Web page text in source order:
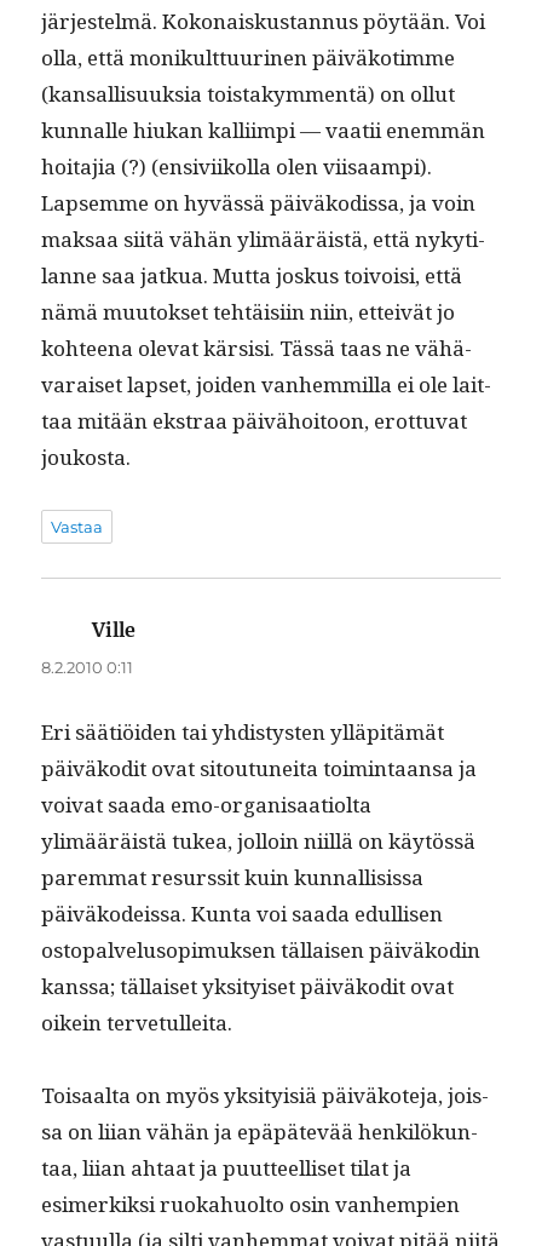
jär­jestelmä. Kokon­aiskus­tan­nus pöytään. Voi
olla, että monikult­tuuri­nen päiväko­timme
(kansal­lisuuk­sia tois­takym­men­tä) on ollut
kun­nalle hiukan kalli­impi — vaatii enem­män
hoita­jia (?) (ensivi­ikol­la olen viisaampi).
Lapsemme on hyvässä päiväkodis­sa, ja voin
mak­saa siitä vähän ylimääräistä, että nykyti­
lanne saa jatkua. Mut­ta joskus toivoisi, että
nämä muu­tok­set tehtäisi­in niin, etteivät jo
kohteena ole­vat kär­sisi. Tässä taas ne vähä­
varaiset lapset, joiden van­hem­mil­la ei ole lait­
taa mitään ekstraa päivähoitoon, erot­tuvat
joukosta.
Vastaa
Ville
8.2.2010 0:11
Eri säätiöi­den tai yhdis­tys­ten ylläpitämät
päiväkodit ovat sitoutunei­ta toim­intaansa ja
voivat saa­da emo-organ­isaa­ti­ol­ta
ylimääräistä tukea, jol­loin niil­lä on käytössä
parem­mat resurssit kuin kun­nal­li­sis­sa
päiväkodeis­sa. Kun­ta voi saa­da edullisen
ostopalvelu­sopimuk­sen täl­laisen päiväkodin
kanssa; täl­laiset yksi­tyiset päiväkodit ovat
oikein tervetulleita.
Toisaal­ta on myös yksi­ty­isiä päiväkote­ja, jois­
sa on liian vähän ja epäpätevää henkilökun­
taa, liian ahtaat ja puut­teel­liset tilat ja
esimerkik­si ruokahuolto osin van­hempi­en
vas­tu­ul­la (ja silti van­hem­mat voivat pitää niitä